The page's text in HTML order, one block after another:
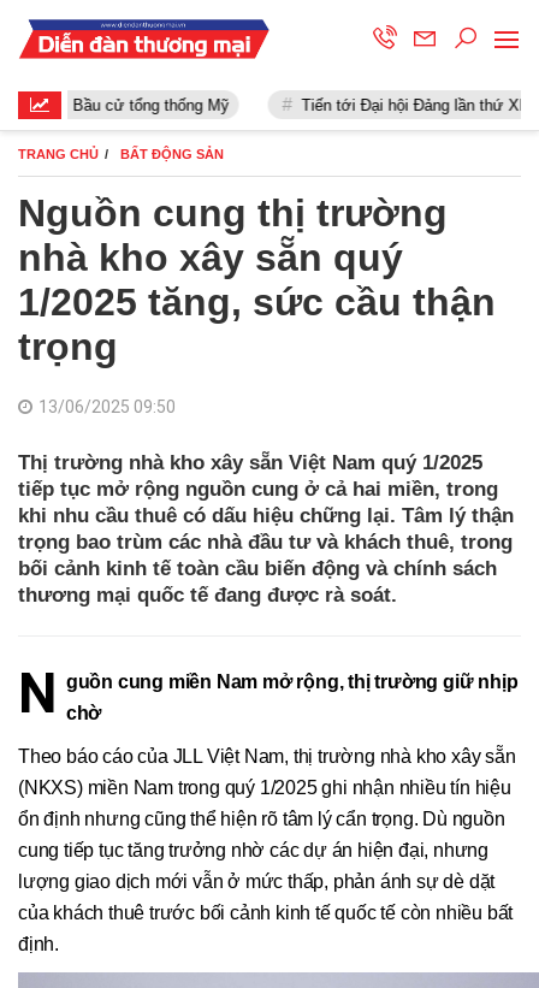
Bầu cử tổng thống Mỹ Tiến tới Đại hội Đảng lần thứ XIII
TRANG CHỦ BẤT ĐỘNG SẢN
Nguồn cung thị trường
nhà kho xây sẵn quý
1/2025 tăng, sức cầu thận
trọng
13/06/2025 09:50
Thị trường nhà kho xây sẵn Việt Nam quý 1/2025
tiếp tục mở rộng nguồn cung ở cả hai miền, trong
khi nhu cầu thuê có dấu hiệu chững lại. Tâm lý thận
trọng bao trùm các nhà đầu tư và khách thuê, trong
bối cảnh kinh tế toàn cầu biến động và chính sách
thương mại quốc tế đang được rà soát.
N guồn cung miền Nam mở rộng, thị trường giữ nhịp
chờ
Theo báo cáo của JLL Việt Nam, thị trường nhà kho xây sẵn
(NKXS) miền Nam trong quý 1/2025 ghi nhận nhiều tín hiệu
ổn định nhưng cũng thể hiện rõ tâm lý cẩn trọng. Dù nguồn
cung tiếp tục tăng trưởng nhờ các dự án hiện đại, nhưng
lượng giao dịch mới vẫn ở mức thấp, phản ánh sự dè dặt
của khách thuê trước bối cảnh kinh tế quốc tế còn nhiều bất
định.